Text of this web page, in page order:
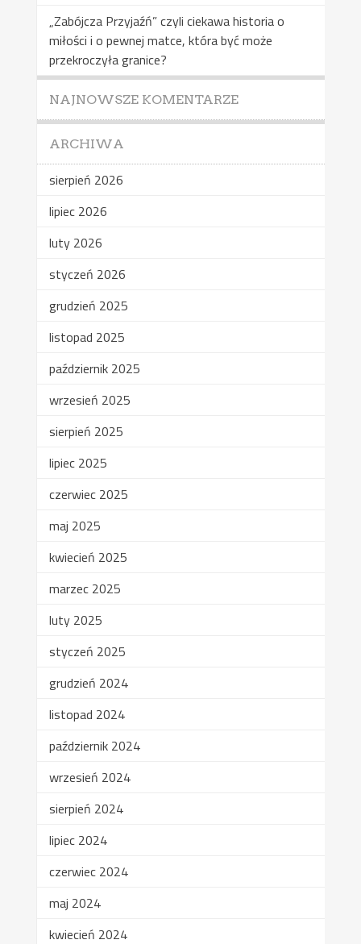
„Zabójcza Przyjaźń” czyli ciekawa historia o
miłości i o pewnej matce, która być może
przekroczyła granice?
NAJNOWSZE KOMENTARZE
ARCHIWA
sierpień 2026
lipiec 2026
luty 2026
styczeń 2026
grudzień 2025
listopad 2025
październik 2025
wrzesień 2025
sierpień 2025
lipiec 2025
czerwiec 2025
maj 2025
kwiecień 2025
marzec 2025
luty 2025
styczeń 2025
grudzień 2024
listopad 2024
październik 2024
wrzesień 2024
sierpień 2024
lipiec 2024
czerwiec 2024
maj 2024
kwiecień 2024